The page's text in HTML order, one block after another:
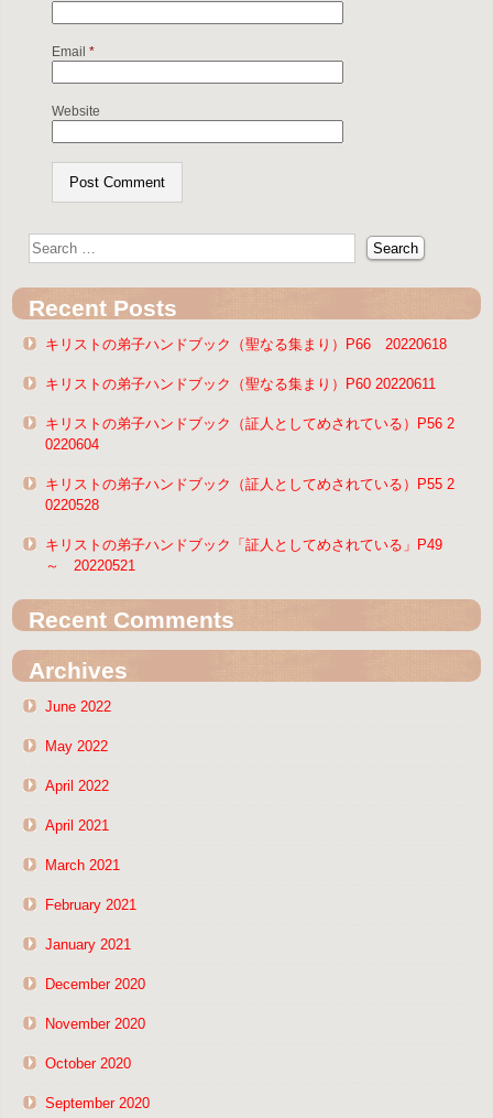
Email *
Website
Recent Posts
キリストの弟子ハンドブック（聖なる集まり）P66 20220618
キリストの弟子ハンドブック（聖なる集まり）P60 20220611
キリストの弟子ハンドブック（証人としてめされている）P56 2
0220604
キリストの弟子ハンドブック（証人としてめされている）P55 2
0220528
キリストの弟子ハンドブック「証人としてめされている」P49
～ 20220521
Recent Comments
Archives
June 2022
May 2022
April 2022
April 2021
March 2021
February 2021
January 2021
December 2020
November 2020
October 2020
September 2020